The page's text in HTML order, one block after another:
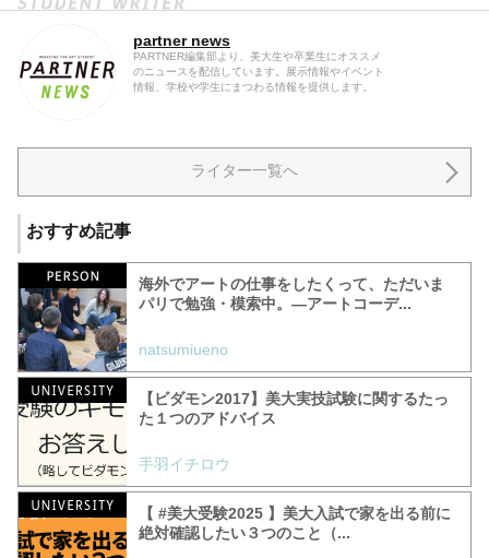
partner news
PARTNER編集部より、美大生や卒業生にオススメ
のニュースを配信しています。展示情報やイベント
情報、学校や学生にまつわる情報を提供します。
ライター一覧へ
おすすめ記事
海外でアートの仕事をしたくって、ただいま
パリで勉強・模索中。—アートコーデ...
natsumiueno
【ビダモン2017】美大実技試験に関するたっ
た１つのアドバイス
手羽イチロウ
【 #美大受験2025 】美大入試で家を出る前に
絶対確認したい３つのこと（...